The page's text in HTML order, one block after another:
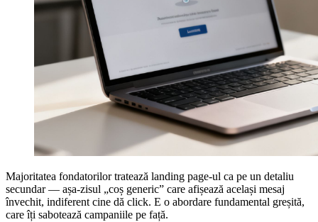
Majoritatea fondatorilor tratează landing page-ul ca pe un detaliu
secundar — așa-zisul „coș generic” care afișează același mesaj
învechit, indiferent cine dă click. E o abordare fundamental greșită,
care îți sabotează campaniile pe față.